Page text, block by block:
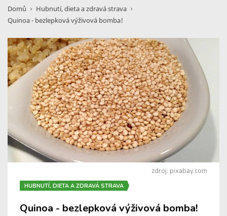
Domů
Hubnutí, dieta a zdravá strava
Quinoa - bezlepková výživová bomba!
zdroj: pixabay.com
HUBNUTÍ, DIETA A ZDRAVÁ STRAVA
Quinoa - bezlepková výživová bomba!